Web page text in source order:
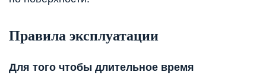
Правила эксплуатации
Для того чтобы длительное время